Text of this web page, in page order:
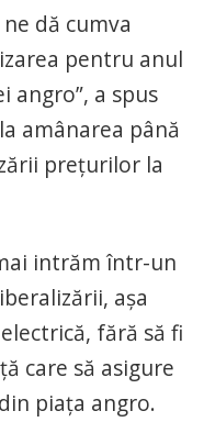
dă cumva
pentru anul
angro”, a spus
amânarea până
prețurilor la
intrăm într-un
așa
fără să fi
care să asigure
piața angro.